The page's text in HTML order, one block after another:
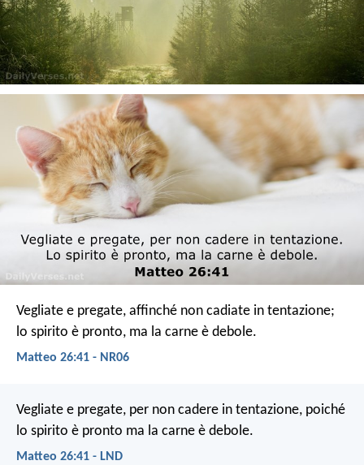
Vegliate e pregate, affinché non cadiate in tentazione;
lo spirito è pronto, ma la carne è debole.
Matteo 26:41 - NR06
Vegliate e pregate, per non cadere in tentazione, poiché
lo spirito è pronto ma la carne è debole.
Matteo 26:41 - LND